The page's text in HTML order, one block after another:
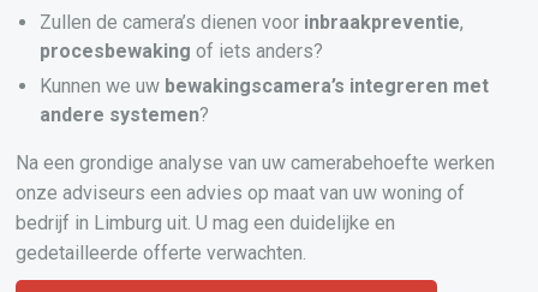
Zullen de camera’s dienen voor inbraakpreventie,
procesbewaking of iets anders?
Kunnen we uw bewakingscamera’s integreren met
andere systemen?
Na een grondige analyse van uw camerabehoefte werken
onze adviseurs een advies op maat van uw woning of
bedrijf in Limburg uit. U mag een duidelijke en
gedetailleerde offerte verwachten.